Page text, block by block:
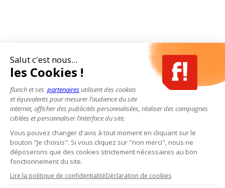
Salut c'est nous...
les Cookies !
flunch et ses partenairesutilisent des cookies
et équivalents pour mesurer l’audience du site
internet, afficher des publicités personnalisées, réaliser des campagnes
ciblées et personnaliser l’interface du site.
Vous pouvez changer d'avis à tout moment en cliquant sur le
bouton "Je choisis". Si vous cliquez sur "non merci", nous ne
déposerons que des cookies strictement nécessaires au bon
fonctionnement du site.
Lire la politique de confidentialitéDéclaration de cookies